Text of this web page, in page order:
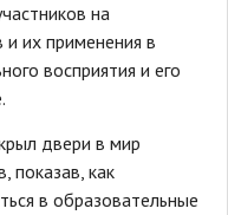
на
и их применения в
восприятия и его
двери в мир
показав, как
в образовательные